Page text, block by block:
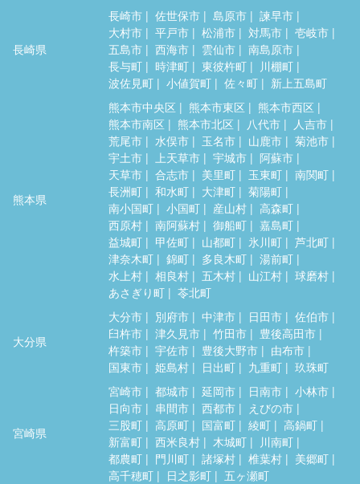
長崎県
長崎市 佐世保市 島原市
諫早市
大村市
平戸市 松浦市 対馬市
壱岐市
五島市
西海市 雲仙市
南島原市
長与町
時津町 東彼杵町
川棚町
波佐見町
小値賀町 佐々町 新上五島町
熊本県
熊本市中央区 熊本市東区
熊本市西区
熊本市南区
熊本市北区 八代市
人吉市
荒尾市
水俣市 玉名市 山鹿市
菊池市
宇土市
上天草市 宇城市
阿蘇市
天草市
合志市 美里町 玉東町
南関町
長洲町
和水町 大津町
菊陽町
南小国町
小国町 産山村
高森町
西原村
南阿蘇村 御船町
嘉島町
益城町
甲佐町 山都町 氷川町
芦北町
津奈木町
錦町 多良木町
湯前町
水上村
相良村 五木村 山江村
球磨村
あさぎり町
苓北町
大分県
大分市 別府市 中津市 日田市
佐伯市
臼杵市
津久見市 竹田市
豊後高田市
杵築市
宇佐市 豊後大野市
由布市
国東市
姫島村 日出町 九重町 玖珠町
宮崎県
宮崎市 都城市 延岡市 日南市
小林市
日向市
串間市 西都市
えびの市
三股町
高原町 国富町 綾町
高鍋町
新富町
西米良村 木城町
川南町
都農町
門川町 諸塚村 椎葉村
美郷町
高千穂町
日之影町 五ヶ瀬町